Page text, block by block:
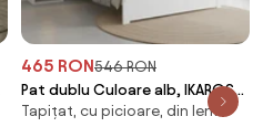
465 RON546 RON
Pat dublu Culoare alb, IKAROS
160 x 200 cm Saltele: Fara
Tapițat, cu picioare, din lemn